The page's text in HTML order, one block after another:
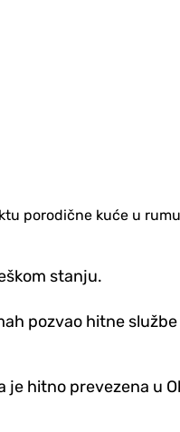
porodične kuće u
stanju.
pozvao hitne
je hitno prevezena u